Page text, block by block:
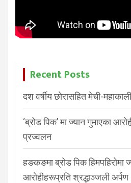
Recent Posts
दश वर्षीय छोरासहित मेची-
‘ब्रोड पिक’ मा ज्यान गुमाएका
प्रज्वलन
हङकङमा ब्रोड पिक हिमपहिरोमा
आरोहीहरूप्रति श्रद्धाञ्जली अर्पण